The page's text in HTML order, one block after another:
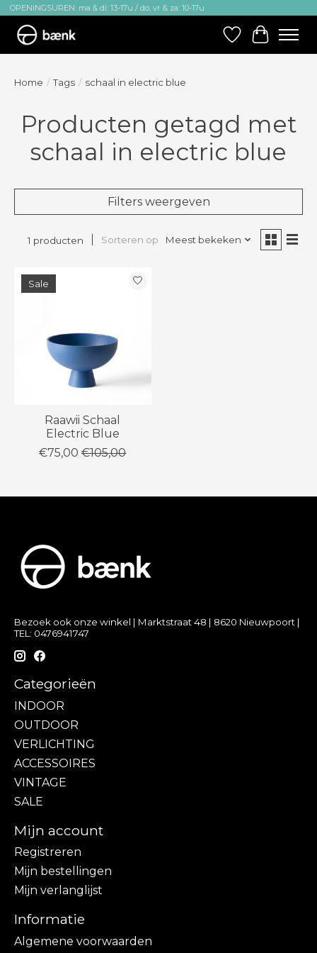
OPENINGSUREN: ma & di: 13-17u / do, vr & za: 10-17u
Verlanglijst
Home / Tags / schaal in electric blue
Producten getagd met
schaal in electric blue
Filters weergeven
1 producten Sorteren op Meest bekeken
Sale
Raawii Schaal
Electric Blue
€75,00 €105,00
Bezoek ook onze winkel | Marktstraat 48 | 8620 Nieuwpoort |
TEL: 0476941747
Categorieën
INDOOR
OUTDOOR
VERLICHTING
ACCESSOIRES
VINTAGE
SALE
Mijn account
Registreren
Mijn bestellingen
Mijn verlanglijst
Informatie
Algemene voorwaarden